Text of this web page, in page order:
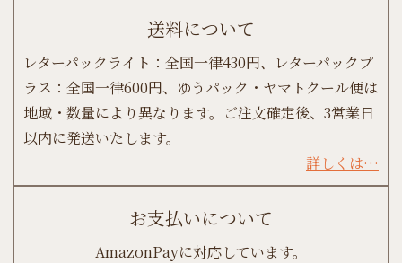
送料について
レターパックライト：全国一律430円、レターパックプ
ラス：全国一律600円、ゆうパック・ヤマトクール便は
地域・数量により異なります。ご注文確定後、3営業日
以内に発送いたします。
詳しくは…
お支払いについて
AmazonPayに対応しています。